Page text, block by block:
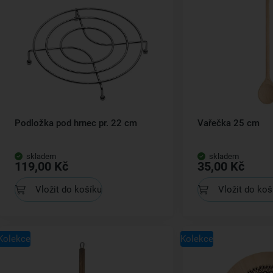
Podložka pod hrnec pr. 22 cm
skladem
119,00 Kč
Vložit do košíku
Vařečka 25 cm
skladem
35,00 Kč
Vložit do
Kolekce